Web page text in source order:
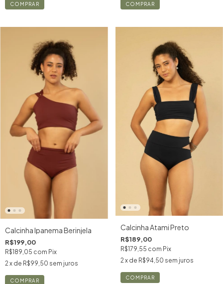
COMPRAR COMPRAR
Calcinha Ipanema Berinjela
R$199,00
R$189,05 com Pix
2 x de R$99,50 sem juros
COMPRAR
Calcinha Atami Preto
R$189,00
R$179,55 com Pix
2x de R$94,50 sem juros
COMPRAR